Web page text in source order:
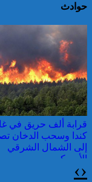
حوادث
قرابة ألف حريق في
كندا وسحب الدخان
إلى الشمال الشرقي
الأمريكي
‹
›